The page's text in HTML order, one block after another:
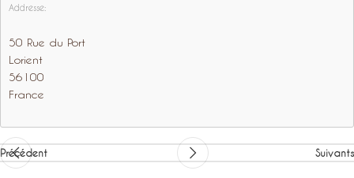
Addresse:
50 Rue du Port
Lorient
56100
France
Précédent Suivants